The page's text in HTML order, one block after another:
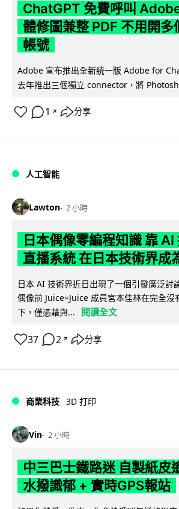
ChatGPT 免費呼叫
體修圖兼整 PDF 不用開多
帳號
Adobe 宣布推出全新統一版 Adobe for
去年推出三個獨立 connector，將
1 ↗ 分享
人工智能
Lawton 2 小時
日本偶像零編程知識 靠 AI
直播系統 在日本技術界成
日本 AI 技術界近日出現了一個引發廣泛討
偶像前 Juice=Juice 成員宮本佳林在完全沒
下，僅憑藉與...
閱讀全文
37 2 ↗ 分享
商業科技 3D 打印
Vin 2 小時
中三巴士鐵路迷 自製紙皮
水撥識郁 + 實時GPS報站